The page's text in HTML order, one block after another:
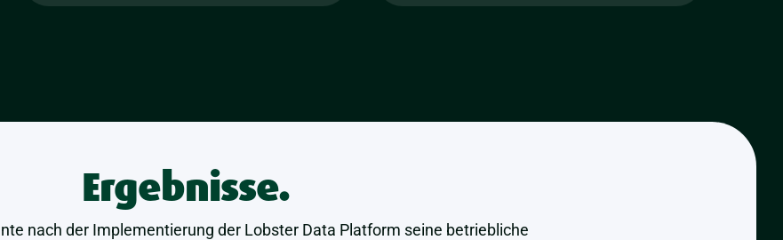
Ergebnisse.
nach der Implementierung der Lobster Data Platform seine betriebliche